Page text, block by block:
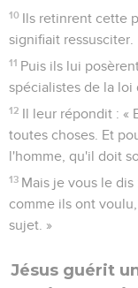
10 Ils retinrent cette
signifiait ressusciter.
11 Puis ils lui
spécialistes de la loi
12 Il leur répondit : «
toutes choses. Et
l'homme, qu'il doit
13 Mais je vous le
comme ils ont
sujet. »
Jésus guérit